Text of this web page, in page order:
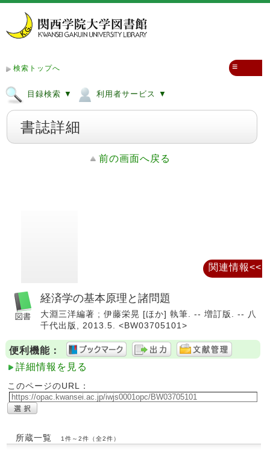
検索トップへ
目録検索 ▼ 利用者サービス ▼
≡
書誌詳細
前の画面へ戻る
経済学の基本原理と諸問題
大淵三洋編著 ; 伊藤栄晃 [ほか] 執筆. -- 増訂版. -- 八
千代出版, 2013.5. <BW03705101>
便利機能：
詳細情報を見る
このページのURL：
所蔵一覧 1件～2件（全2件）
関連情報<<